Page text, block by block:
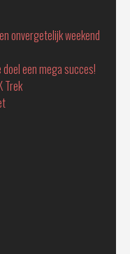
onvergetelijk weekend
een mega succes!
Trek